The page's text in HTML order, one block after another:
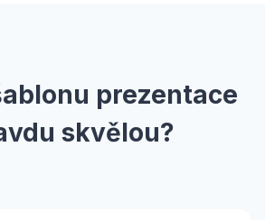
prezentace
skvělou?